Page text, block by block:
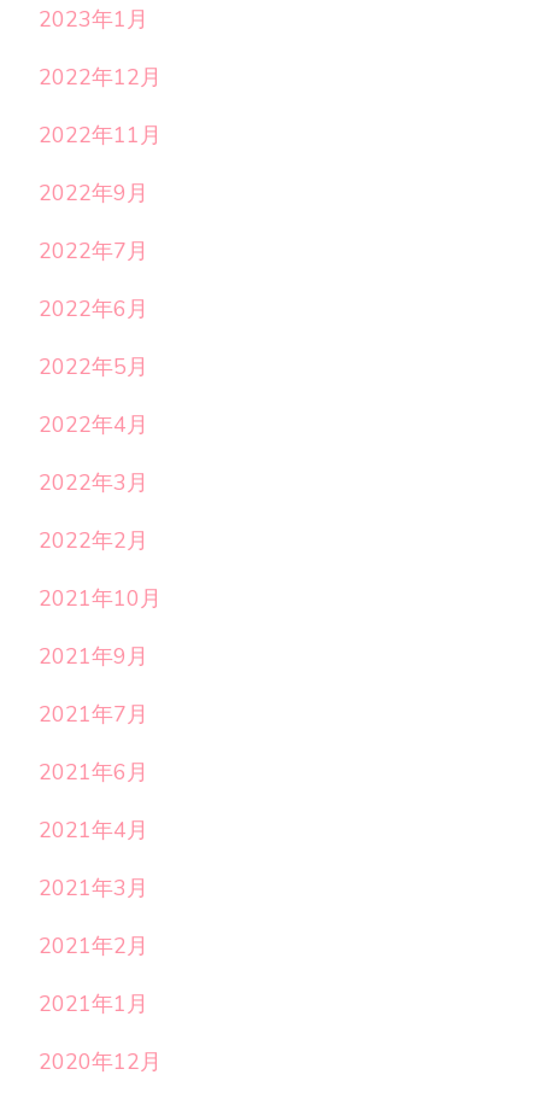
2023年1月
2022年12月
2022年11月
2022年9月
2022年7月
2022年6月
2022年5月
2022年4月
2022年3月
2022年2月
2021年10月
2021年9月
2021年7月
2021年6月
2021年4月
2021年3月
2021年2月
2021年1月
2020年12月